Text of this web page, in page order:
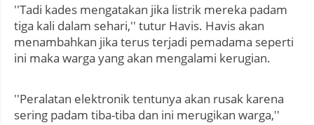
''Tadi kades mengatakan jika listrik mereka padam
tiga kali dalam sehari,'' tutur Havis. Havis akan
menambahkan jika terus terjadi pemadama seperti
ini maka warga yang akan mengalami kerugian.
''Peralatan elektronik tentunya akan rusak karena
sering padam tiba-tiba dan ini merugikan warga,''